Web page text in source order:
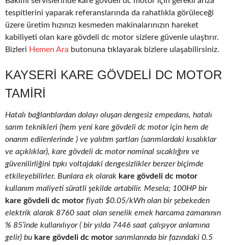
tespitlerini yaparak referanslarında da rahatlıkla görüleceği
üzere üretim hızınızı kesmeden makinalarınızın hareket
kabiliyeti olan kare gövdeli dc motor sizlere güvenle ulaştırır.
Bizleri Hemen Ara butonuna tıklayarak bizlere ulaşabilirsiniz.
KAYSERI KARE GÖVDELI DC MOTOR
TAMIRI
Hatalı bağlantılardan dolayı oluşan dengesiz empedans, hatalı
sarım teknikleri (hem yeni kare gövdeli dc motor için hem de
onarım edilenlerinde ) ve yalıtım şartları (sarımlardaki kısalıklar
ve açıklıklar), kare gövdeli dc motor nominal sıcaklığını ve
güvenilirliğini tıpkı voltajdaki dengesizlikler benzer biçimde
etkileyebilirler. Bunlara ek olarak kare gövdeli dc motor
kullanım maliyeti süratli şekilde artabilir. Mesela; 100HP bir
kare gövdeli dc motor fiyatı $0.05/kWh olan bir şebekeden
elektrik alarak 8760 saat olan senelik emek harcama zamanının
% 85’inde kullanılıyor ( bir yılda 7446 saat çalışıyor anlamına
gelir) bu kare gövdeli dc motor sarımlarında bir fazındaki 0.5